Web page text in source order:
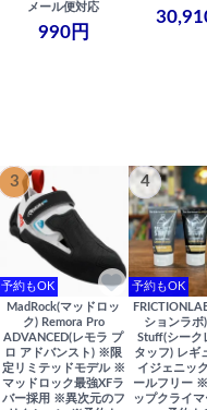
メール便対応
990円
3
予約もOK
MadRock(マッドロッ
ク) Remora Pro
ADVANCED(レモラ プ
ロ アドバンスト) ※限
定リミテッドモデル ※
マッドロック最強XFラ
バー採用 ※異次元のフ
4
予約もOK
ションラボ
Stuff(シーク
タッフ) レギ
イジェニッ
ールフリー
ップクライ